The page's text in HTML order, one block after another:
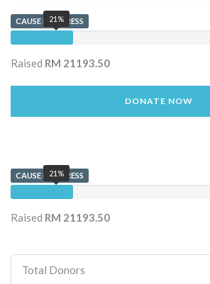
CAUSE PROGRESS
21%
Raised RM 21193.50
DONATE NOW
CAUSE PROGRESS
21%
Raised RM 21193.50
Total Donors